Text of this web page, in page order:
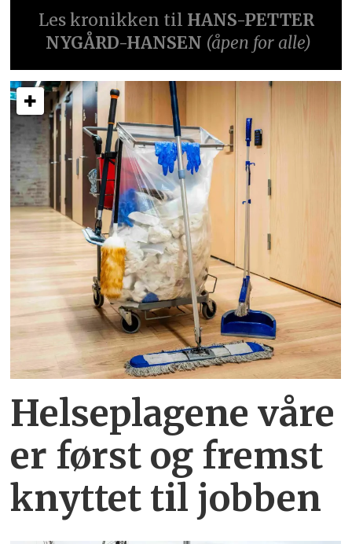
Les kronikken til HANS-PETTER
NYGÅRD-HANSEN (åpen for alle)
Helseplagene våre
er først og fremst
knyttet til jobben